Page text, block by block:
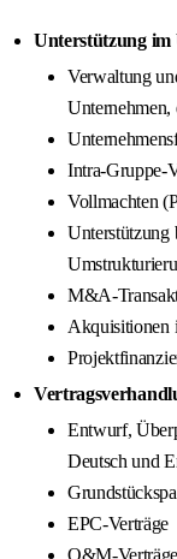
Unterstützung im
Verwaltung
Unternehmen,
Intra-Gruppe-
Vollmachten
Unterstützung
M&A-
Akquisitionen
Entwurf,
Deutsch und
EPC-Verträge